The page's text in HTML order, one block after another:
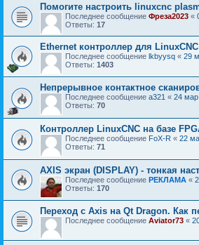
Помогите настроить linuxcnc
Последнее сообщение Фреза2023 «
Ответы: 17
Ethernet контроллер для
Последнее сообщение lkbyysq « 29
Ответы: 1403
Непрерывное контактное
Последнее сообщение a321 « 24 мар
Ответы: 70
Контроллер LinuxCNC на базе
Последнее сообщение FoX-R « 22
Ответы: 71
AXIS экран (DISPLAY) - тонкая
Последнее сообщение РЕКЛАМА «
Ответы: 170
Переход с Axis на Qt Dragon. Как
Последнее сообщение Aviator73 «